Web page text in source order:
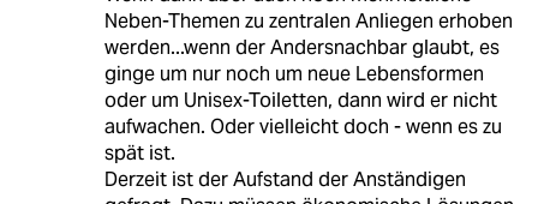
Neben-Themen zu zentralen Anliegen erhoben
werden...wenn der Andersnachbar glaubt, es
ginge um nur noch um neue Lebensformen
oder um Unisex-Toiletten, dann wird er nicht
aufwachen. Oder vielleicht doch - wenn es zu
spät ist.
Derzeit ist der Aufstand der Anständigen